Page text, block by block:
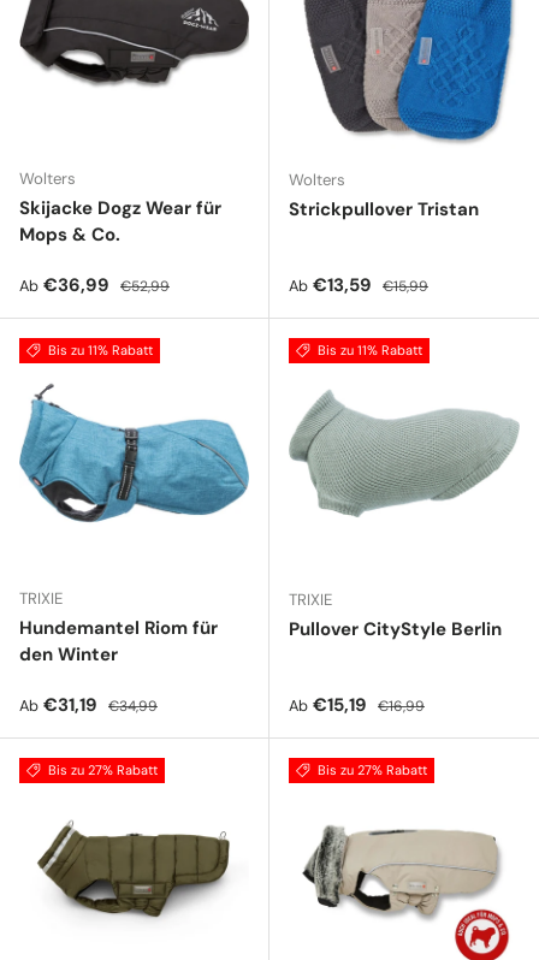
Wolters
Skijacke Dogz Wear für
Mops & Co.
Verkaufspreis
Ab €36,99 Normaler Preis
€52,99
Wolters
Strickpullover Tristan
Verkaufspreis
Ab €13,59 Normaler Preis
€15,99
Bis zu 11% Rabatt
TRIXIE
Hundemantel Riom für
den Winter
Verkaufspreis
Ab €31,19 Normaler Preis
€34,99
Bis zu 11% Rabatt
TRIXIE
Pullover CityStyle Berlin
Verkaufspreis
Ab €15,19 Normaler Preis
€16,99
Bis zu 27% Rabatt Bis zu 27% Rabatt